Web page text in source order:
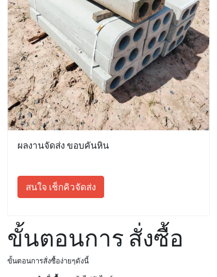
ผลงานจัดส่ง ขอบคันหิน
สนใจ เช็กคิวจัดส่ง
ขั้นตอนการ สั่งซื้อ
ขั้นตอนการสั่งซื้อง่ายๆดังนี้